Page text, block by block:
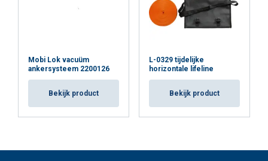
Mobi Lok vacuüm
ankersysteem 2200126
Bekijk product
L-0329 tijdelijke
horizontale lifeline
Bekijk product